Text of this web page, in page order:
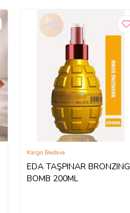
EDA TAŞPINAR BRONZING
BOMB 200ML
Kargo Bedava